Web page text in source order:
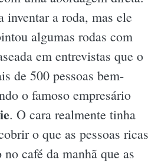
inventar a roda, mas ele
algumas rodas com
em entrevistas que o
de 500 pessoas bem-
o famoso empresário
. O cara realmente tinha
o que as pessoas ricas
café da manhã que as